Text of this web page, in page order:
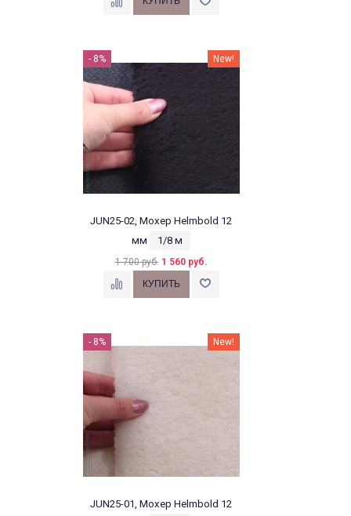
- 8% New!
JUN25-02, Мохер Helmbold 12
мм
1/8 м
1 700 руб. 1 560 руб.
- 8% New!
JUN25-01, Мохер Helmbold 12